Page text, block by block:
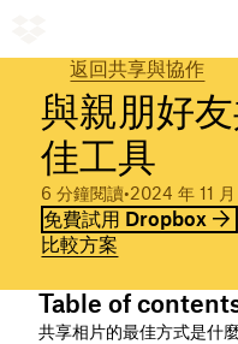
返回共享與協作
與親朋好
佳工具
6 分鐘閱讀•2024 年 11
免費試用 Dropbox
比較方案
Table of
共享相片的最佳方式是什